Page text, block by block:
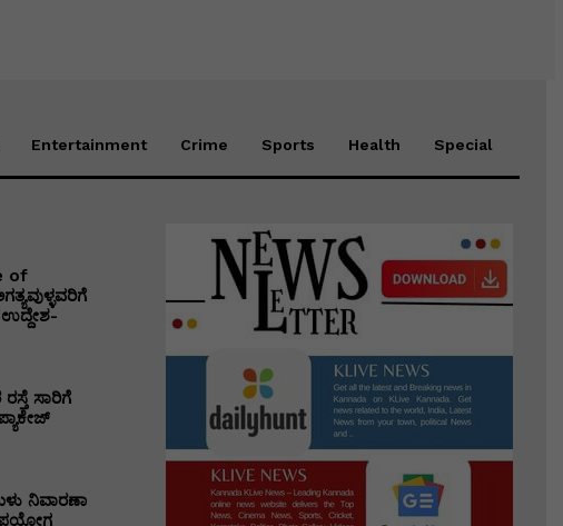
Entertainment Crime Sports Health Special
of
ಸಾರಿಗೆ
ನಿವಾರಣಾ